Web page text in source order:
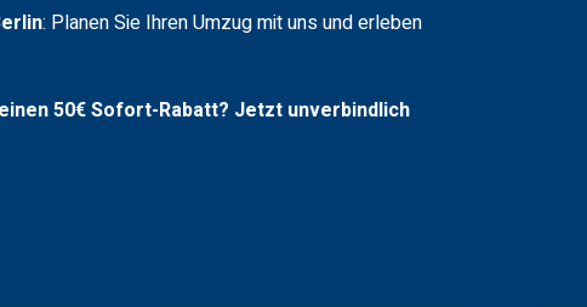
: Planen Sie Ihren Umzug mit uns und erleben
50€Sofort-Rabatt? Jetzt unverbindlich